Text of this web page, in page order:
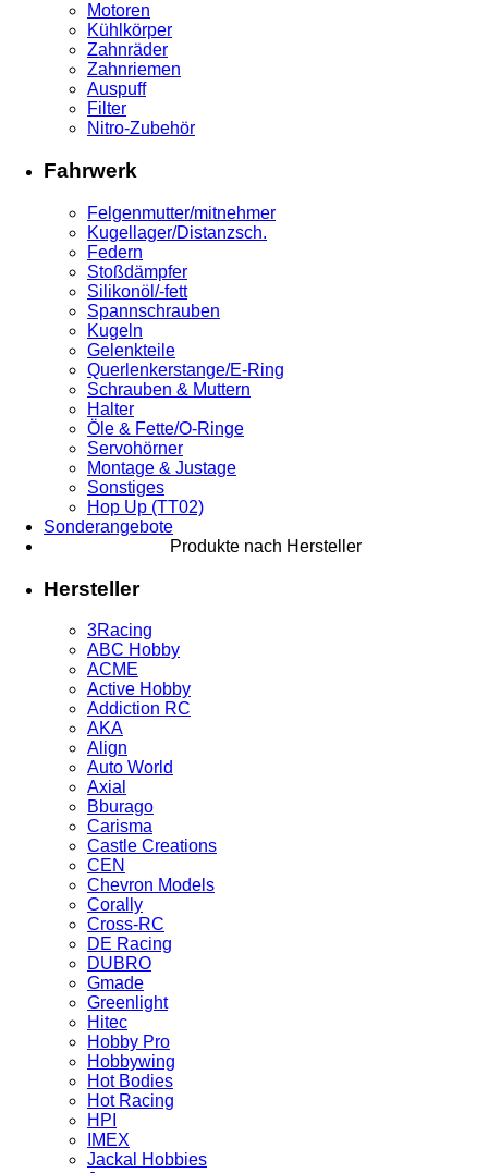
Motoren
Kühlkörper
Zahnräder
Zahnriemen
Auspuff
Filter
Nitro-Zubehör
Fahrwerk
Felgenmutter/mitnehmer
Kugellager/Distanzsch.
Federn
Stoßdämpfer
Silikonöl/-fett
Spannschrauben
Kugeln
Gelenkteile
Querlenkerstange/E-Ring
Schrauben & Muttern
Halter
Öle & Fette/O-Ringe
Servohörner
Montage & Justage
Sonstiges
Hop Up (TT02)
Sonderangebote
Produkte nach Hersteller
Hersteller
3Racing
ABC Hobby
ACME
Active Hobby
Addiction RC
AKA
Align
Auto World
Axial
Bburago
Carisma
Castle Creations
CEN
Chevron Models
Corally
Cross-RC
DE Racing
DUBRO
Gmade
Greenlight
Hitec
Hobby Pro
Hobbywing
Hot Bodies
Hot Racing
HPI
IMEX
Jackal Hobbies